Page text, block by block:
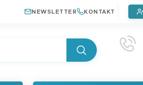
NEWSLETTER KONTAKT